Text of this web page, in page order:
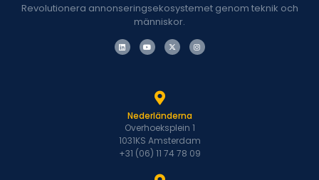
Revolutionera annonseringsekosystemet genom teknik och
människor.
Nederländerna
Overhoeksplein 1
1031KS Amsterdam
+31 (06) 11 74 78 09